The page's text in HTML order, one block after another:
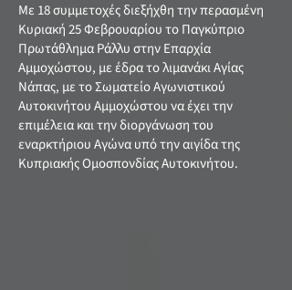
Με 18 συμμετοχές διεξήχθη την περασμένη
Κυριακή 25 Φεβρουαρίου το Παγκύπριο
Πρωτάθλημα Ράλλυ στην Επαρχία
Αμμοχώστου, με έδρα το λιμανάκι Αγίας
Νάπας, με το Σωματείο Αγωνιστικού
Αυτοκινήτου Αμμοχώστου να έχει την
επιμέλεια και την διοργάνωση του
εναρκτήριου Αγώνα υπό την αιγίδα της
Κυπριακής Ομοσπονδίας Αυτοκινήτου.